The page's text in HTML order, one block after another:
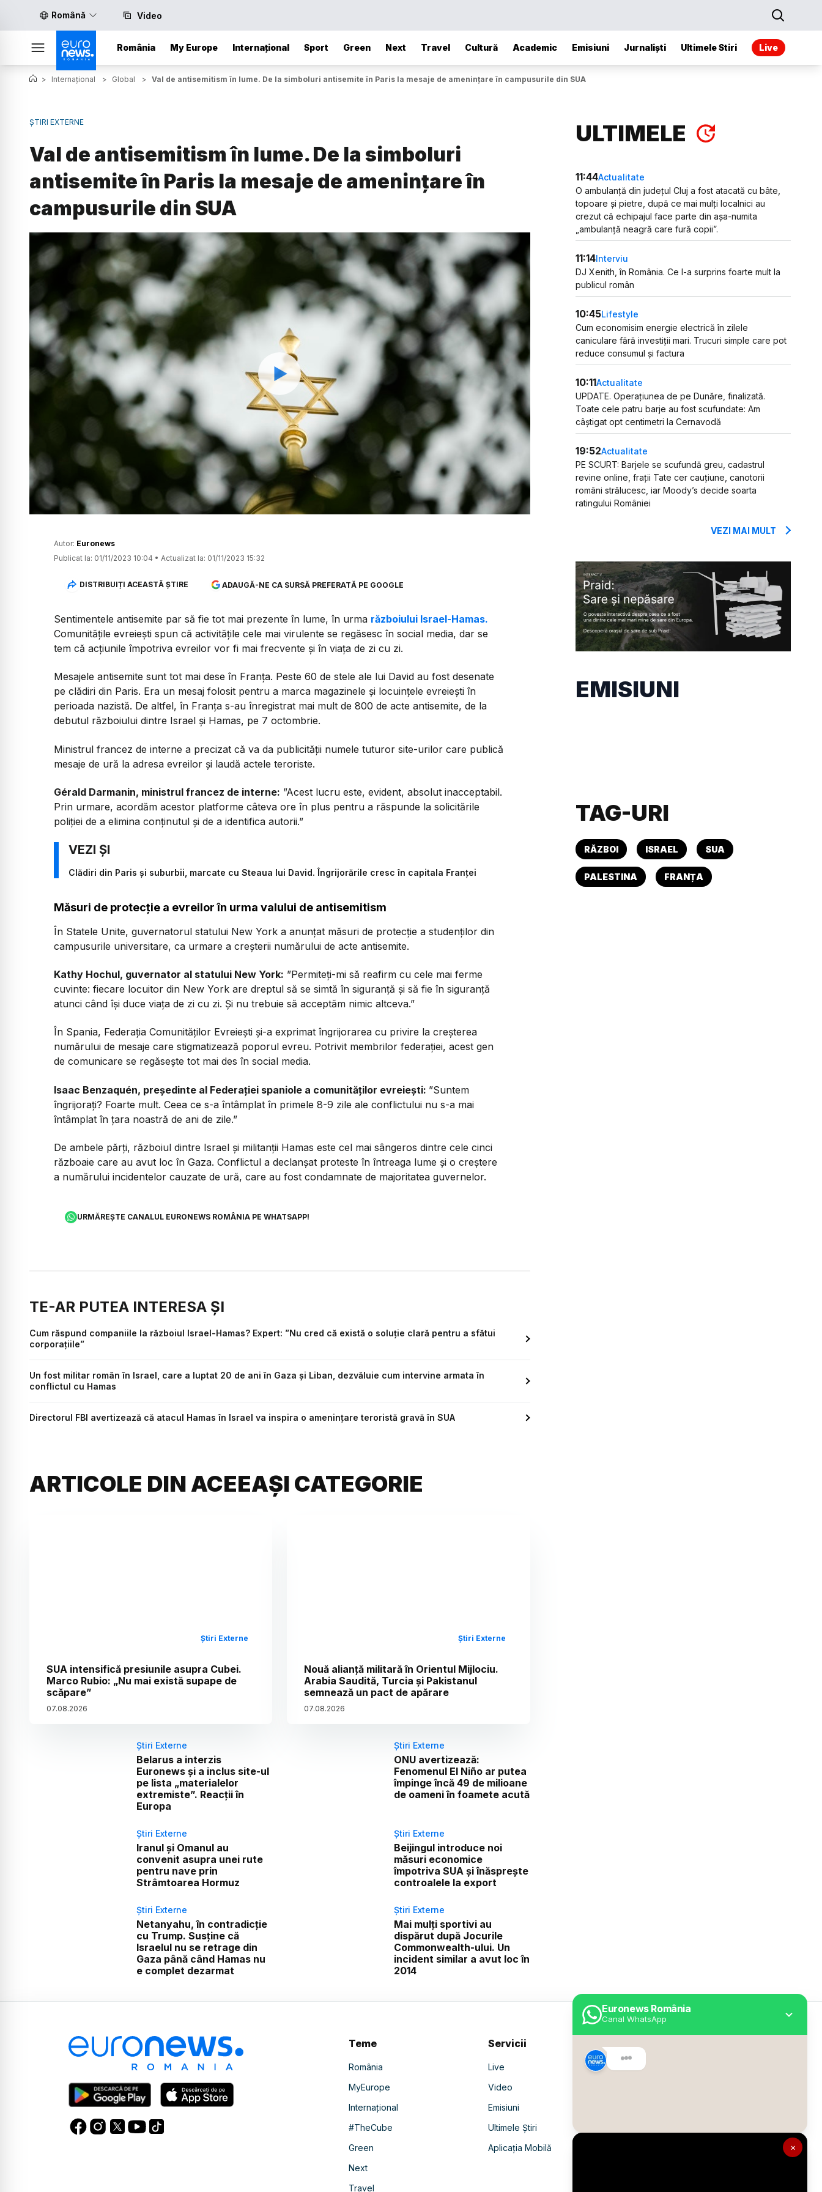
Română Video
România My Europe Internațional Sport Green Next Travel Cultură Academic Emisiuni Jurnaliști Ultimele Stiri Live
×
Euronews România
Canal WhatsApp
> Internațional > Global > Val de antisemitism în lume. De la simboluri antisemite în Paris la mesaje de amenințare în campusurile din SUA
ȘTIRI EXTERNE
Val de antisemitism în lume. De la simboluri
antisemite în Paris la mesaje de amenințare în
campusurile din SUA
Watch
Autor: Euronews
Publicat la: 01/11/2023 10:04 • Actualizat la: 01/11/2023 15:32
DISTRIBUIȚI ACEASTĂ ȘTIRE ADAUGĂ-NE CA SURSĂ PREFERATĂ PE GOOGLE
Sentimentele antisemite par să fie tot mai prezente în lume, în urma războiului Israel-Hamas.
Comunitățile evreiești spun că activitățile cele mai virulente se regăsesc în social media, dar se
tem că acțiunile împotriva evreilor vor fi mai frecvente și în viața de zi cu zi.
Mesajele antisemite sunt tot mai dese în Franța. Peste 60 de stele ale lui David au fost desenate
pe clădiri din Paris. Era un mesaj folosit pentru a marca magazinele și locuințele evreiești în
perioada nazistă. De altfel, în Franța s-au înregistrat mai mult de 800 de acte antisemite, de la
debutul războiului dintre Israel și Hamas, pe 7 octombrie.
Ministrul francez de interne a precizat că va da publicității numele tuturor site-urilor care publică
mesaje de ură la adresa evreilor și laudă actele teroriste.
Gérald Darmanin, ministrul francez de interne: ”Acest lucru este, evident, absolut inacceptabil.
Prin urmare, acordăm acestor platforme câteva ore în plus pentru a răspunde la solicitările
poliției de a elimina conținutul și de a identifica autorii.”
Clădiri din Paris și suburbii, marcate cu Steaua lui David. Îngrijorările cresc în capitala Franței
Măsuri de protecție a evreilor în urma valului de antisemitism
În Statele Unite, guvernatorul statului New York a anunțat măsuri de protecție a studenților din
campusurile universitare, ca urmare a creșterii numărului de acte antisemite.
Kathy Hochul, guvernator al statului New York: ”Permiteți-mi să reafirm cu cele mai ferme
cuvinte: fiecare locuitor din New York are dreptul să se simtă în siguranță și să fie în siguranță
atunci când își duce viața de zi cu zi. Și nu trebuie să acceptăm nimic altceva.”
În Spania, Federația Comunităților Evreiești și-a exprimat îngrijorarea cu privire la creșterea
numărului de mesaje care stigmatizează poporul evreu. Potrivit membrilor federației, acest gen
de comunicare se regăsește tot mai des în social media.
Isaac Benzaquén, președinte al Federației spaniole a comunităților evreiești: ”Suntem
îngrijorați? Foarte mult. Ceea ce s-a întâmplat în primele 8-9 zile ale conflictului nu s-a mai
întâmplat în țara noastră de ani de zile.”
De ambele părți, războiul dintre Israel și militanții Hamas este cel mai sângeros dintre cele cinci
războaie care au avut loc în Gaza. Conflictul a declanșat proteste în întreaga lume și o creștere
a numărului incidentelor cauzate de ură, care au fost condamnate de majoritatea guvernelor.
URMĂREȘTE CANALUL EURONEWS ROMÂNIA PE WHATSAPP!
TE-AR PUTEA INTERESA ȘI
Cum răspund companiile la războiul Israel-Hamas? Expert: ”Nu cred că există o soluție clară pentru a sfătui
corporațiile”
Un fost militar român în Israel, care a luptat 20 de ani în Gaza și Liban, dezvăluie cum intervine armata în
conflictul cu Hamas
Directorul FBI avertizează că atacul Hamas în Israel va inspira o ameninţare teroristă gravă în SUA
ARTICOLE DIN ACEEAȘI CATEGORIE
Știri Externe
SUA intensifică presiunile asupra Cubei.
Marco Rubio: „Nu mai există supape de
scăpare”
07.08.2026
Știri Externe
Nouă alianță militară în Orientul Mijlociu.
Arabia Saudită, Turcia și Pakistanul
semnează un pact de apărare
07.08.2026
Știri Externe
Belarus a interzis
Euronews și a inclus site-ul
pe lista „materialelor
extremiste”. Reacții în
Europa
Știri Externe
ONU avertizează:
Fenomenul El Niño ar putea
împinge încă 49 de milioane
de oameni în foamete acută
Știri Externe
Iranul și Omanul au
convenit asupra unei rute
pentru nave prin
Strâmtoarea Hormuz
Știri Externe
Beijingul introduce noi
măsuri economice
împotriva SUA și înăsprește
controalele la export
Știri Externe
Netanyahu, în contradicție
cu Trump. Susține că
Israelul nu se retrage din
Gaza până când Hamas nu
e complet dezarmat
Știri Externe
Mai mulți sportivi au
dispărut după Jocurile
Commonwealth-ului. Un
incident similar a avut loc în
2014
ULTIMELE
11:44Actualitate
O ambulanță din județul Cluj a fost atacată cu bâte,
topoare și pietre, după ce mai mulți localnici au
crezut că echipajul face parte din așa-numita
„ambulanță neagră care fură copii”.
11:14Interviu
DJ Xenith, în România. Ce l-a surprins foarte mult la
publicul român
10:45Lifestyle
Cum economisim energie electrică în zilele
caniculare fără investiții mari. Trucuri simple care pot
reduce consumul și factura
10:11Actualitate
UPDATE. Operațiunea de pe Dunăre, finalizată.
Toate cele patru barje au fost scufundate: Am
câștigat opt centimetri la Cernavodă
19:52Actualitate
PE SCURT: Barjele se scufundă greu, cadastrul
revine online, frații Tate cer cauțiune, canotorii
români strălucesc, iar Moody’s decide soarta
ratingului României
VEZI MAI MULT
EMISIUNI
TAG-URI
RĂZBOI ISRAEL SUA
PALESTINA FRANȚA
Teme
România
MyEurope
Internațional
#TheCube
Green
Next
Travel
Servicii
Live
Video
Emisiuni
Ultimele Știri
Aplicația Mobilă
Despre Euronews